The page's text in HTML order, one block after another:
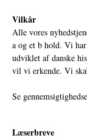
Vilkår
Alle vores
a og et b hold. Vi
udviklet af danske
vil vi erkende. Vi
Se
Læserbreve